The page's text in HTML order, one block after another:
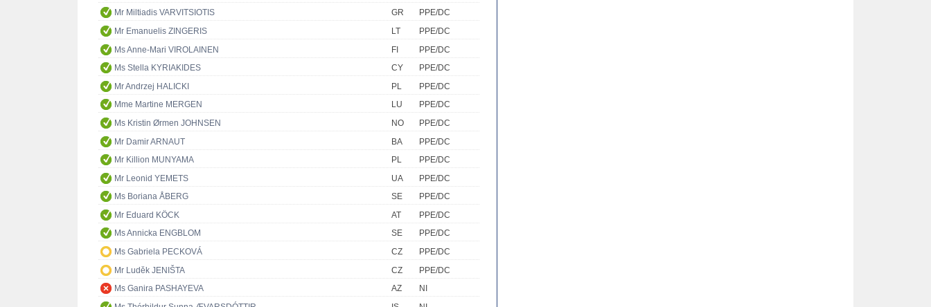
Mr Miltiadis VARVITSIOTIS
GR
PPE/DC
Mr Emanuelis ZINGERIS
LT
PPE/DC
Ms Anne-Mari VIROLAINEN
FI
PPE/DC
Ms Stella KYRIAKIDES
CY
PPE/DC
Mr Andrzej HALICKI
PL
PPE/DC
Mme Martine MERGEN
LU
PPE/DC
Ms Kristin Ørmen JOHNSEN
NO
PPE/DC
Mr Damir ARNAUT
BA
PPE/DC
Mr Killion MUNYAMA
PL
PPE/DC
Mr Leonid YEMETS
UA
PPE/DC
Ms Boriana ÅBERG
SE
PPE/DC
Mr Eduard KÖCK
AT
PPE/DC
Ms Annicka ENGBLOM
SE
PPE/DC
Ms Gabriela PECKOVÁ
CZ
PPE/DC
Mr Luděk JENIŠTA
CZ
PPE/DC
Ms Ganira PASHAYEVA
AZ
NI